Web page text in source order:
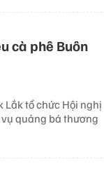
cà phê Buôn
Lắk tổ chức Hội nghị
quảng bá thương